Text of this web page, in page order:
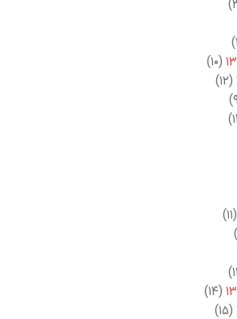
(۱۰)
(۱۲)
(۱۱)
(۱۴)
(۱۵)